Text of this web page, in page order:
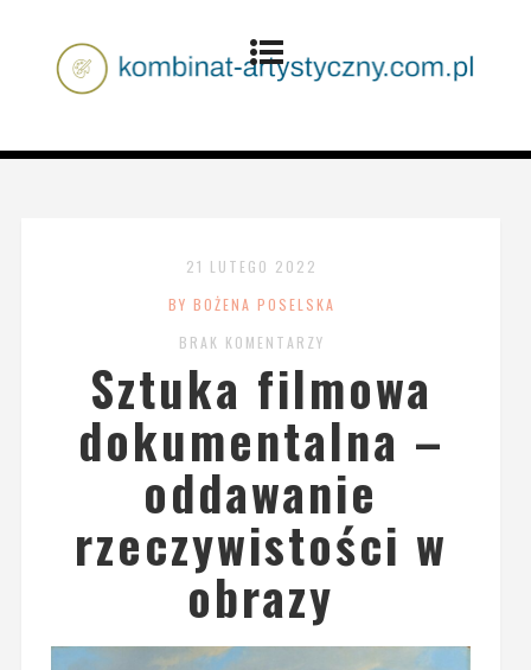
21 LUTEGO 2022
BY BOŻENA POSELSKA
BRAK KOMENTARZY
Sztuka filmowa
dokumentalna –
oddawanie
rzeczywistości w
obrazy